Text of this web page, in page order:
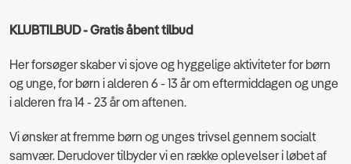
KLUBTILBUD - Gratis åbent tilbud
Her forsøger skaber vi sjove og hyggelige aktiviteter for børn
og unge, for børn i alderen 6 - 13 år om eftermiddagen og unge
i alderen fra 14 - 23 år om aftenen.
Vi ønsker at fremme børn og unges trivsel gennem socialt
samvær. Derudover tilbyder vi en række oplevelser i løbet af